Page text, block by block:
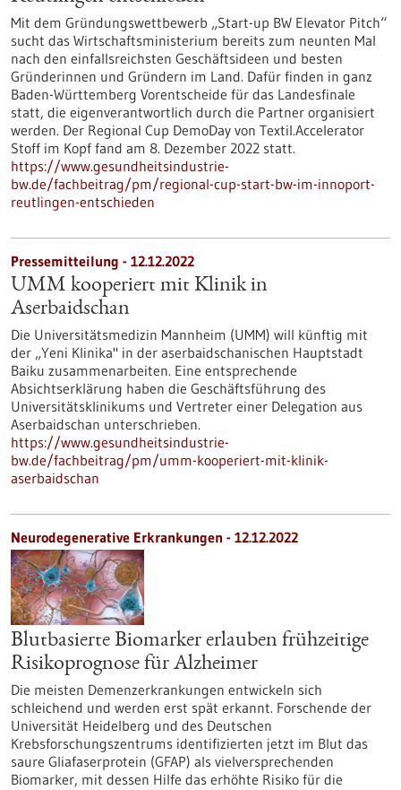
Mit dem Gründungswettbewerb „Start-up BW Elevator Pitch“
sucht das Wirtschaftsministerium bereits zum neunten Mal
nach den einfallsreichsten Geschäftsideen und besten
Gründerinnen und Gründern im Land. Dafür finden in ganz
Baden-Württemberg Vorentscheide für das Landesfinale
statt, die eigenverantwortlich durch die Partner organisiert
werden. Der Regional Cup DemoDay von Textil.Accelerator
Stoff im Kopf fand am 8. Dezember 2022 statt.
https://www.gesundheitsindustrie-
bw.de/fachbeitrag/pm/regional-cup-start-bw-im-innoport-
reutlingen-entschieden
Pressemitteilung - 12.12.2022
UMM kooperiert mit Klinik in
Aserbaidschan
Die Universitätsmedizin Mannheim (UMM) will künftig mit
der „Yeni Klinika" in der aserbaidschanischen Hauptstadt
Baiku zusammenarbeiten. Eine entsprechende
Absichtserklärung haben die Geschäftsführung des
Universitätsklinikums und Vertreter einer Delegation aus
Aserbaidschan unterschrieben.
https://www.gesundheitsindustrie-
bw.de/fachbeitrag/pm/umm-kooperiert-mit-klinik-
aserbaidschan
Neurodegenerative Erkrankungen - 12.12.2022
Blutbasierte Biomarker erlauben frühzeitige
Risikoprognose für Alzheimer
Die meisten Demenzerkrankungen entwickeln sich
schleichend und werden erst spät erkannt. Forschende der
Universität Heidelberg und des Deutschen
Krebsforschungszentrums identifizierten jetzt im Blut das
saure Gliafaserprotein (GFAP) als vielversprechenden
Biomarker, mit dessen Hilfe das erhöhte Risiko für die